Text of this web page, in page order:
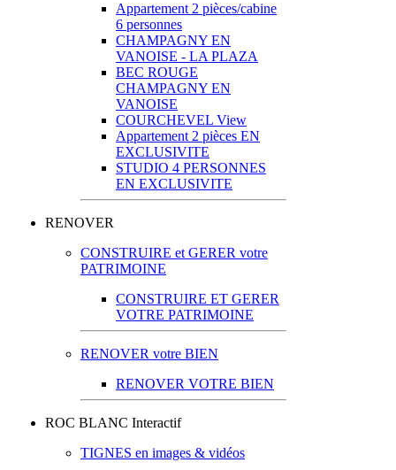
Appartement 2 pièces/cabine
6 personnes
CHAMPAGNY EN
VANOISE - LA PLAZA
BEC ROUGE
CHAMPAGNY EN
VANOISE
COURCHEVEL View
Appartement 2 pièces EN
EXCLUSIVITE
STUDIO 4 PERSONNES
EN EXCLUSIVITE
RENOVER
CONSTRUIRE et GERER votre
PATRIMOINE
CONSTRUIRE ET GERER
VOTRE PATRIMOINE
RENOVER votre BIEN
RENOVER VOTRE BIEN
ROC BLANC Interactif
TIGNES en images & vidéos